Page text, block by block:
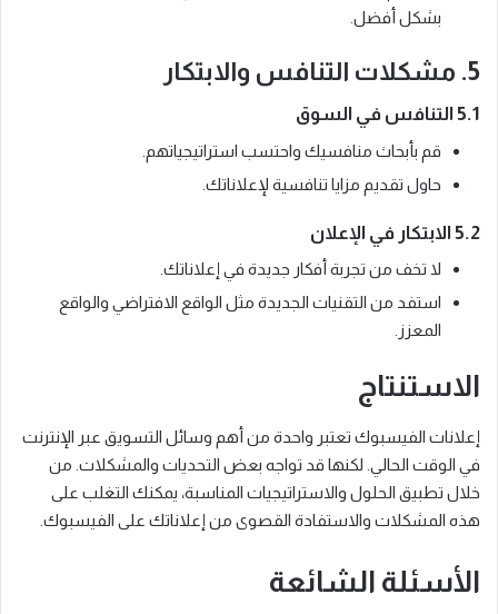
بشكل أفضل.
5. مشكلات التنافس والابتكار
5.1 التنافس في السوق
قم بأبحاث منافسيك واحتسب استراتيجياتهم.
حاول تقديم مزايا تنافسية لإعلاناتك.
5.2 الابتكار في الإعلان
لا تخف من تجربة أفكار جديدة في إعلاناتك.
استفد من التقنيات الجديدة مثل الواقع الافتراضي والواقع
المعزز.
الاستنتاج
إعلانات الفيسبوك تعتبر واحدة من أهم وسائل التسويق عبر الإنترنت
في الوقت الحالي. لكنها قد تواجه بعض التحديات والمشكلات. من
خلال تطبيق الحلول والاستراتيجيات المناسبة، يمكنك التغلب على
هذه المشكلات والاستفادة القصوى من إعلاناتك على الفيسبوك.
الأسئلة الشائعة